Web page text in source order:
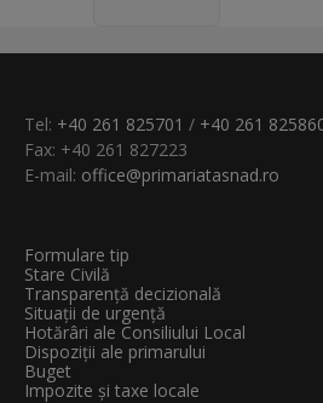
Tel: +40 261 825701 / +40 261
Fax: +40 261 827223
E-mail: office@primariatasnad.ro
Formulare tip
Stare Civilă
Transparenţă decizională
Situații de urgență
Hotărâri ale Consiliului Local
Dispoziții ale primarului
Buget
Impozite și taxe locale